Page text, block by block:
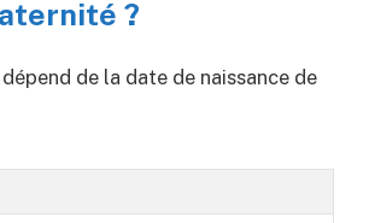
?
de la date de naissance de